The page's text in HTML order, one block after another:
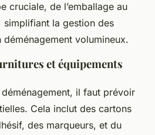
cruciale, de l’emballage au
la gestion des
déménagement volumineux.
et équipements
il faut prévoir
Cela inclut des cartons
des marqueurs, et du